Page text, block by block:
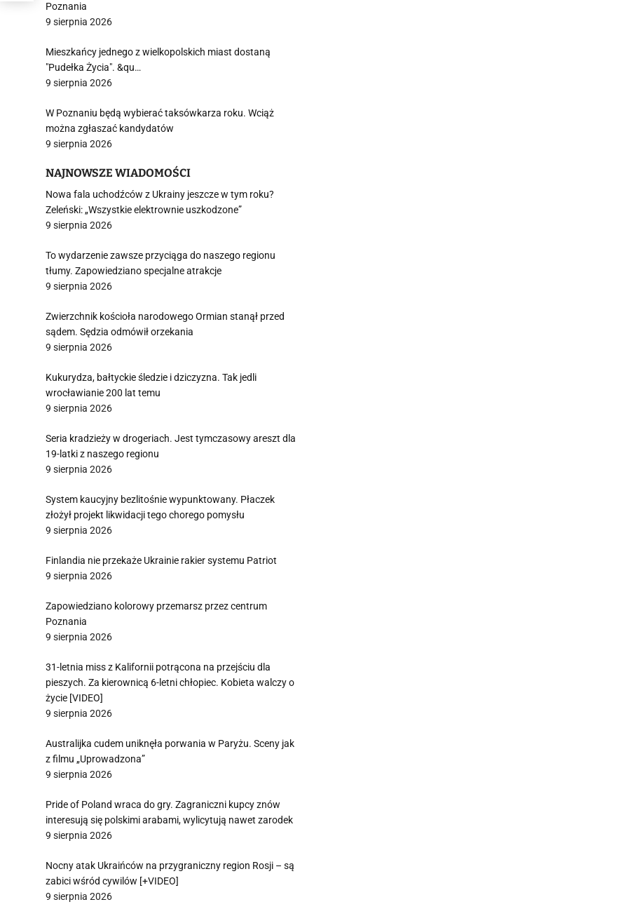
Poznania
9 sierpnia 2026
Mieszkańcy jednego z wielkopolskich miast dostaną
"Pudełka Życia". &qu…
9 sierpnia 2026
W Poznaniu będą wybierać taksówkarza roku. Wciąż
można zgłaszać kandydatów
9 sierpnia 2026
NAJNOWSZE WIADOMOŚCI
Nowa fala uchodźców z Ukrainy jeszcze w tym roku?
Zeleński: „Wszystkie elektrownie uszkodzone”
9 sierpnia 2026
To wydarzenie zawsze przyciąga do naszego regionu
tłumy. Zapowiedziano specjalne atrakcje
9 sierpnia 2026
Zwierzchnik kościoła narodowego Ormian stanął przed
sądem. Sędzia odmówił orzekania
9 sierpnia 2026
Kukurydza, bałtyckie śledzie i dziczyzna. Tak jedli
wrocławianie 200 lat temu
9 sierpnia 2026
Seria kradzieży w drogeriach. Jest tymczasowy areszt dla
19-latki z naszego regionu
9 sierpnia 2026
System kaucyjny bezlitośnie wypunktowany. Płaczek
złożył projekt likwidacji tego chorego pomysłu
9 sierpnia 2026
Finlandia nie przekaże Ukrainie rakier systemu Patriot
9 sierpnia 2026
Zapowiedziano kolorowy przemarsz przez centrum
Poznania
9 sierpnia 2026
31-letnia miss z Kalifornii potrącona na przejściu dla
pieszych. Za kierownicą 6-letni chłopiec. Kobieta walczy o
życie [VIDEO]
9 sierpnia 2026
Australijka cudem uniknęła porwania w Paryżu. Sceny jak
z filmu „Uprowadzona”
9 sierpnia 2026
Pride of Poland wraca do gry. Zagraniczni kupcy znów
interesują się polskimi arabami, wylicytują nawet zarodek
9 sierpnia 2026
Nocny atak Ukraińców na przygraniczny region Rosji – są
zabici wśród cywilów [+VIDEO]
9 sierpnia 2026